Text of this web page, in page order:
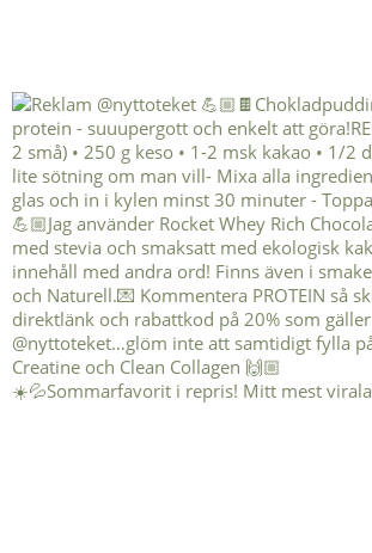
☀️💦Sommarfavorit i repris! Mitt mest virala